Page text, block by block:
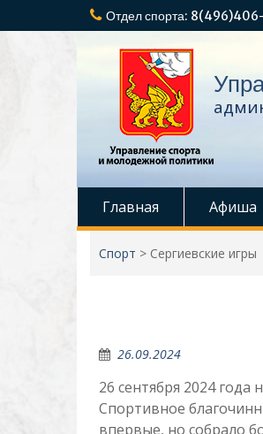
к
Отдел спорта:
Главная Афиша
Спорт > Сергиевские игры
26.09.2024
26 сентября 2024
Спортивное
впервые, но собрало